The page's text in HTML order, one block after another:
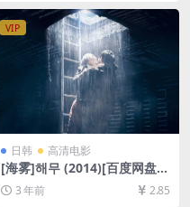
幕]
VIP
日韩 高清电影
[海雾]해무 (2014)[百度网盘
+迅雷云盘资源1080P超清未
删减][MP4/6.9GB][韩语中字]
3 年前 2.85